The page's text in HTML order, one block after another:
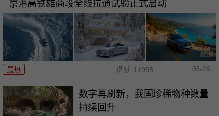
京港高铁雄商段全线拉通试验正式启动
最热 阅读 11995 05-26
数字再刷新，我国珍稀物种数量
持续回升